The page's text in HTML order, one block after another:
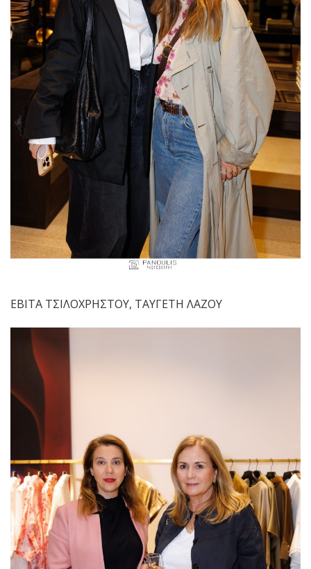
ΕΒΙΤΑ ΤΣΙΛΟΧΡΗΣΤΟΥ, ΤΑΥΓΕΤΗ ΛΑΖΟΥ